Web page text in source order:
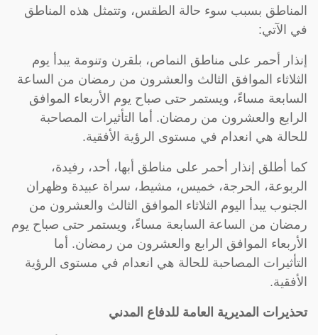
المناطق بسبب سوء حالة الطقس، وتتمثل هذه المناطق
في الآتي:
إنذار أحمر على مناطق النماص، بلقرن وتنومة يبدأ يوم
الثلاثاء الموافق الثالث والعشرون من رمضان من الساعة
السابعة مساءً، ويستمر حتى صباح يوم الأربعاء الموافق
الرابع والعشرون من رمضان. أما التأثيرات المصاحبة
للحالة هي انعدام في مستوى الرؤية الأفقية.
كما أطلق إنذار أحمر على مناطق أبها، أحد، رفيدة،
الربوعة، الحرجة، خميس، مشيط، سراة عبيدة وظهران
الجنوب يبدأ اليوم الثلاثاء الموافق الثالث والعشرون من
رمضان من الساعة السابعة مساءً، ويستمر حتى صباح يوم
الأربعاء الموافق الرابع والعشرون من رمضان. أما
التأثيرات المصاحبة للحالة هي انعدام في مستوى الرؤية
الأفقية.
تحذيرات المديرية العامة للدفاع المدني